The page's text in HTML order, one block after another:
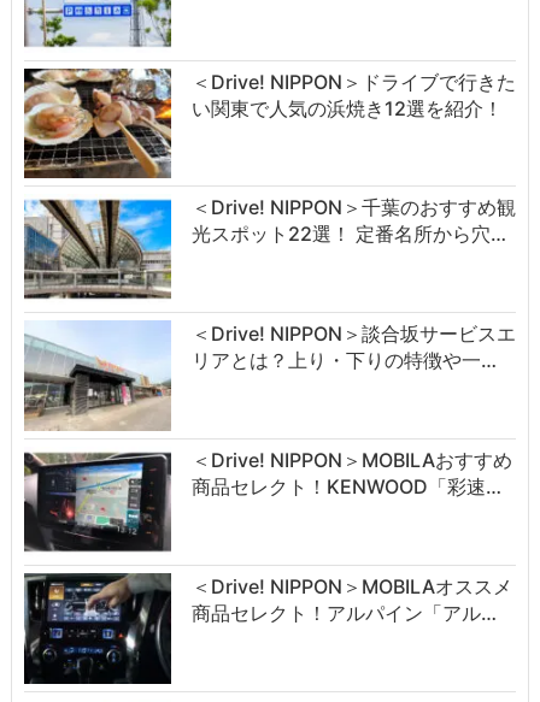
＜Drive! NIPPON＞ドライブで行きた
い関東で人気の浜焼き12選を紹介！
＜Drive! NIPPON＞千葉のおすすめ観
光スポット22選！ 定番名所から穴…
＜Drive! NIPPON＞談合坂サービスエ
リアとは？上り・下りの特徴や一…
＜Drive! NIPPON＞MOBILAおすすめ
商品セレクト！KENWOOD「彩速…
＜Drive! NIPPON＞MOBILAオススメ
商品セレクト！アルパイン「アル…